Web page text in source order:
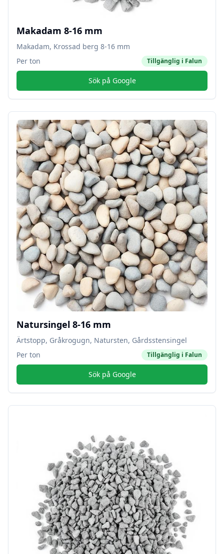
Makadam 8-16 mm
Makadam, Krossad berg 8-16 mm
Per ton
Tillgänglig i Falun
Sök på Google
Natursingel 8-16 mm
Ärtstopp, Gråkrogugn, Natursten, Gårdsstensingel
Per ton
Tillgänglig i Falun
Sök på Google